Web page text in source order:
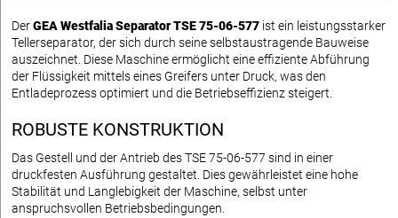
DerGEA Westfalia Separator TSE 75-06-577 ist ein leistungsstarker
Tellerseparator, der sich durch seine selbstaustragende Bauweise
auszeichnet. Diese Maschine ermöglicht eine effiziente Abführung
der Flüssigkeit mittels eines Greifers unter Druck, was den
Entladeprozess optimiert und die Betriebseffizienz steigert.
ROBUSTE KONSTRUKTION
Das Gestell und der Antrieb des TSE 75-06-577 sind in einer
druckfesten Ausführung gestaltet. Dies gewährleistet eine hohe
Stabilität und Langlebigkeit der Maschine, selbst unter
anspruchsvollen Betriebsbedingungen.